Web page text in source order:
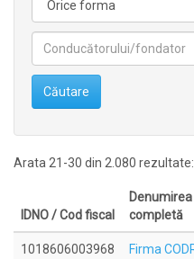
Căutare
Arata 21-30 din 2.080 rezultate:
IDNO / Cod fiscal
Denumirea
completă
1018606003968
Firma